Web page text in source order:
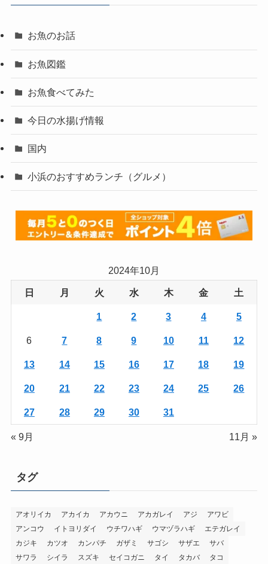
お魚のお話
お魚図鑑
お魚食べてみた
今日の水揚げ情報
国内
小浜のおすすめランチ（グルメ）
2024年10月
日 月 火 水 木 金 土
1 2 3 4 5
6 7 8 9 10 11 12
13 14 15 16 17 18 19
20 21 22 23 24 25 26
27 28 29 30 31
« 9月 11月 »
タグ
アオリイカ アカイカ アカウニ アカガレイ アジ
アワビ
アンコウ
イトヨリダイ ウチワハギ ウマヅラハギ
エテガレイ
カジキ
カツオ カンパチ ガザミ サゴシ サザエ
サバ
サワラ
シイラ スズキ セイコガニ タイ タカバ タコ